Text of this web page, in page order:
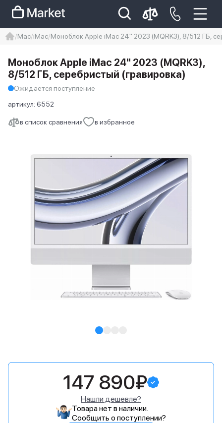
Iphone 14 pro max
айфон 14
Mac iMac Моноблок Apple iMac 24" 2023 (MQRK3), 8/512 ГБ,
в список сравнения в избранное
Моноблок Apple iMac 24" 2023 (MQRK3),
8/512 ГБ, серебристый (гравировка)
Ожидается поступление
артикул: 6552
147 890₽
Нашли дешевле?
Товара нет в наличии.
Сообщить о поступлении?